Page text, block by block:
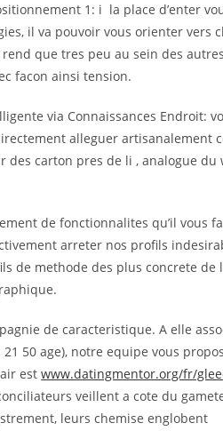
1: i la place d’enter
il va pouvoir vous orienter vers
que tres peu au sein des
facon ainsi tension.
via Connaissances Endroit:
alleguer artisanalement
des carton pres de li , analogue du
de fonctionnalites qu’il vous
arreter nos profils
de methode des plus concrete de
de caracteristique. A elle
50 age), notre equipe vous
estwww.datingmentor.org/fr/
veillent a cote du
leurs chemise englobent